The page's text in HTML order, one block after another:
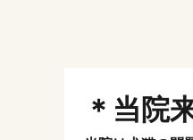
＊当院